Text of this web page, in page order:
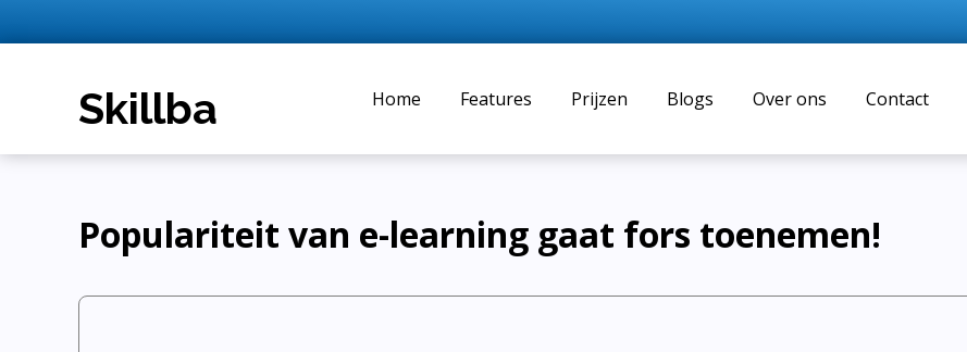
Home Features Prijzen Blogs Over ons Contact
Populariteit van e-learning gaat fors toenemen!